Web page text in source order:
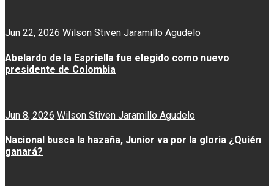
Jun 22, 2026 Wilson Stiven Jaramillo Agudelo
Abelardo de la Espriella fue elegido como nuevo
presidente de Colombia
Jun 8, 2026 Wilson Stiven Jaramillo Agudelo
Nacional busca la hazaña, Junior va por la gloria ¿Quién
ganará?